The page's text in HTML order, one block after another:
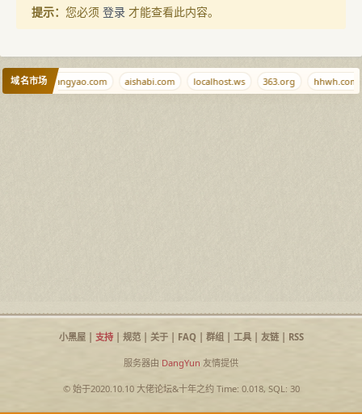
提示： 您必须 登录 才能查看此内容。
域名市场
ikf.net xiangyao.com aishabi.com localhost.ws 363.org hhwh.com
小黑屋| 支持| 规范| 关于| FAQ| 群组| 工具| 友链| RSS
服务器由 DangYun 友情提供
© 始于2020.10.10 大佬论坛&十年之约Time: 0.018, SQL: 30